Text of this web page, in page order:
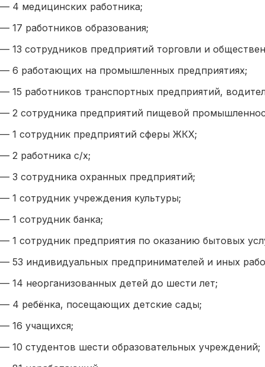
— 4 медицинских работника;
— 17 работников образования;
— 13 сотрудников предприятий торговли и
— 6 работающих на промышленных предприятиях;
— 15 работников транспортных предприятий,
— 2 сотрудника предприятий пищевой
— 1 сотрудник предприятий сферы ЖКХ;
— 2 работника с/х;
— 3 сотрудника охранных предприятий;
— 1 сотрудник учреждения культуры;
— 1 сотрудник банка;
— 1 сотрудник предприятия по оказанию бытовых
— 53 индивидуальных предпринимателей и иных
— 14 неорганизованных детей до шести лет;
— 4 ребёнка, посещающих детские сады;
— 16 учащихся;
— 10 студентов шести образовательных учреждений;